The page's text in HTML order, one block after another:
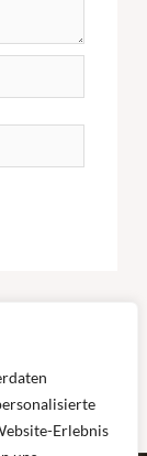
Erlebnis